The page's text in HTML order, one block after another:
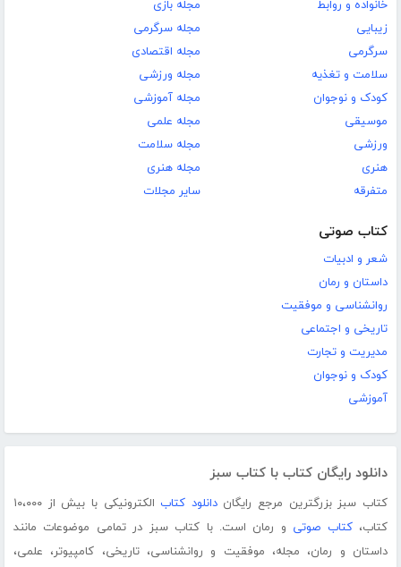
خانواده و روابط
زیبایی
سرگرمی
سلامت و تغذیه
کودک و نوجوان
موسیقی
ورزشی
هنری
متفرقه
مجله بازی
مجله سرگرمی
مجله اقتصادی
مجله ورزشی
مجله آموزشی
مجله علمی
مجله سلامت
مجله هنری
سایر مجلات
کتاب صوتی
شعر و ادبیات
داستان و رمان
روانشناسی و موفقیت
تاریخی و اجتماعی
مدیریت و تجارت
کودک و نوجوان
آموزشی
دانلود رایگان کتاب با کتاب سبز
کتاب سبز بزرگترین مرجع رایگاندانلود کتاب
الکترونیکی با بیش از ۱۰،۰۰۰
کتاب،کتاب صوتی و رمان است. با کتاب سبز در تمامی موضوعات مانند
داستان و رمان، مجله، موفقیت و روانشناسی، تاریخی، کامپیوتر، علمی،